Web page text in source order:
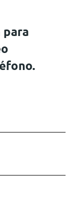
para